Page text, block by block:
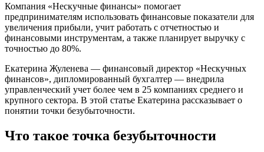
Компания «Нескучные финансы» помогает
предпринимателям использовать финансовые показатели для
увеличения прибыли, учит работать с отчетностью и
финансовыми инструментам, а также планирует выручку с
точностью до 80%.
Екатерина Жуленева — финансовый директор «Нескучных
финансов», дипломированный бухгалтер — внедрила
управленческий учет более чем в 25 компаниях среднего и
крупного сектора. В этой статье Екатерина рассказывает о
понятии точки безубыточности.
Что такое точка безубыточности